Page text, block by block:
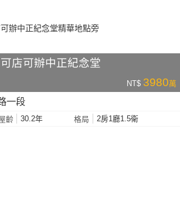
可店可辦中正紀念堂
NT$ 3980萬
一段
齡 30.2年 格局 2房1廳1.5衛